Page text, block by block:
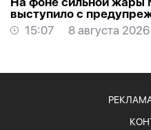
выступило с
15:07
8 августа 2026